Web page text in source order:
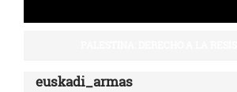
euskadi_armas